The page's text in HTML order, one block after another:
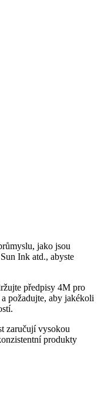
jako jsou
Ink atd., abyste
předpisy 4M pro
požadujte, aby jakékoli
zaručují vysokou
produkty